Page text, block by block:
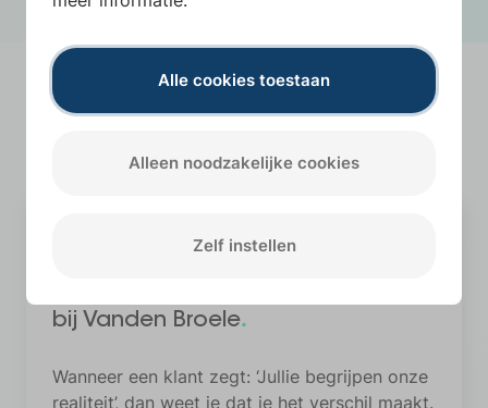
Alle cookies toestaan
Alleen noodzakelijke cookies
Zelf instellen
Ons laatstenieuws.
Lees al ons nieuws
bij Vanden Broele.
Wanneer een klant zegt: ‘Jullie begrijpen onze
realiteit’, dan weet je dat je het verschil maakt.